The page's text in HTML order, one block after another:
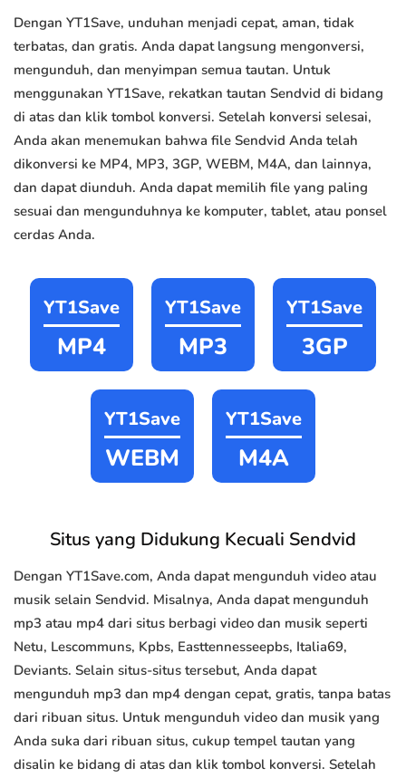
Dengan YT1Save, unduhan menjadi cepat, aman, tidak
terbatas, dan gratis. Anda dapat langsung mengonversi,
mengunduh, dan menyimpan semua tautan. Untuk
menggunakan YT1Save, rekatkan tautan Sendvid di bidang
di atas dan klik tombol konversi. Setelah konversi selesai,
Anda akan menemukan bahwa file Sendvid Anda telah
dikonversi ke MP4, MP3, 3GP, WEBM, M4A, dan lainnya,
dan dapat diunduh. Anda dapat memilih file yang paling
sesuai dan mengunduhnya ke komputer, tablet, atau ponsel
cerdas Anda.
YT1Save
MP4
YT1Save
MP3
YT1Save
3GP
YT1Save
WEBM
YT1Save
M4A
Situs yang Didukung Kecuali Sendvid
Dengan YT1Save.com, Anda dapat mengunduh video atau
musik selain Sendvid. Misalnya, Anda dapat mengunduh
mp3 atau mp4 dari situs berbagi video dan musik seperti
Netu, Lescommuns, Kpbs, Easttennesseepbs, Italia69,
Deviants. Selain situs-situs tersebut, Anda dapat
mengunduh mp3 dan mp4 dengan cepat, gratis, tanpa batas
dari ribuan situs. Untuk mengunduh video dan musik yang
Anda suka dari ribuan situs, cukup tempel tautan yang
disalin ke bidang di atas dan klik tombol konversi. Setelah